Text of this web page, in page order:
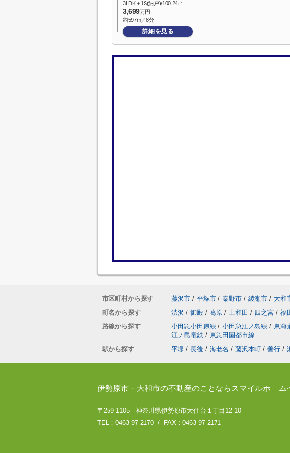
3LDK＋1S(納戸)/100.24㎡
3,699万円
約597m／8分
詳細を見る
市区町村から探す 藤沢市 / 平塚市 / 秦野市 / 綾瀬市 / 大和
町名から探す
渋沢 / 御殿 / 葛原 / 上和田 / 四之宮 / 福
路線から探す
小田急小田原線 / 小田急江ノ島線 / 東海
江ノ島電鉄 / 東急田園都市線
駅から探す
平塚 / 長後 / 海老名 / 藤沢本町 / 善行 /
伊勢原市・大和市の不動産のことならスマイルホーム
〒259-1105 神奈川県伊勢原市大住台１丁目12-10
TEL：0463-97-2170 / FAX：0463-97-2171